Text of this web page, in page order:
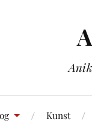
Kunst